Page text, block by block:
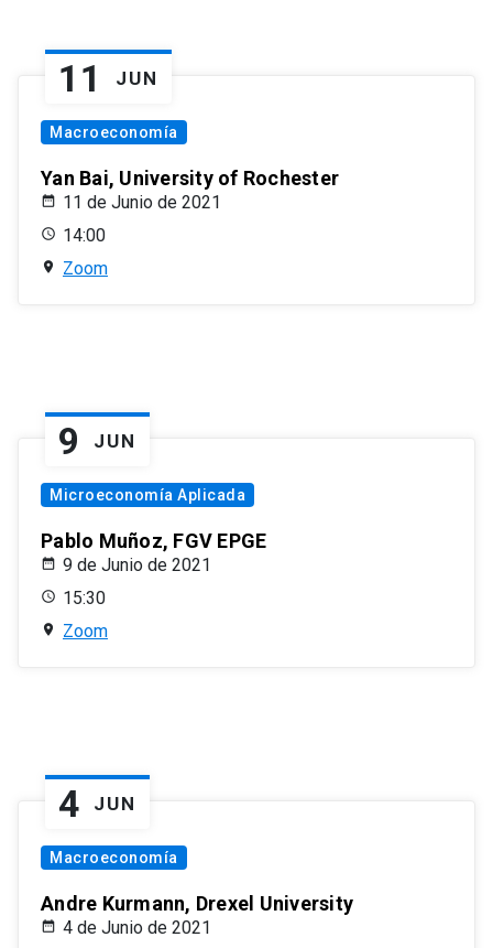
11 JUN
Macroeconomía
Yan Bai, University of Rochester
11 de Junio de 2021
14:00
Zoom
9 JUN
Microeconomía Aplicada
Pablo Muñoz, FGV EPGE
9 de Junio de 2021
15:30
Zoom
4 JUN
Macroeconomía
Andre Kurmann, Drexel University
4 de Junio de 2021